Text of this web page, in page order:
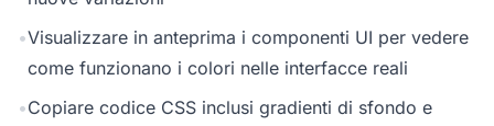
•Visualizzare in anteprima i componenti UI per vedere
come funzionano i colori nelle interfacce reali
•Copiare codice CSS inclusi gradienti di sfondo e